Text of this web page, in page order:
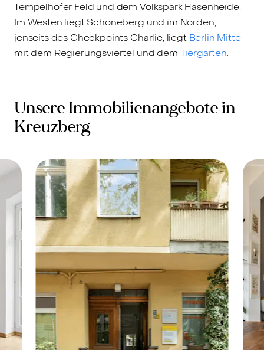
Tempelhofer Feld und dem Volkspark Hasenheide.
Im Westen liegt Schöneberg und im Norden,
jenseits des Checkpoints Charlie, liegt Berlin Mitte
mit dem Regierungsviertel und dem Tiergarten.
Unsere Immobilienangebote in
Kreuzberg